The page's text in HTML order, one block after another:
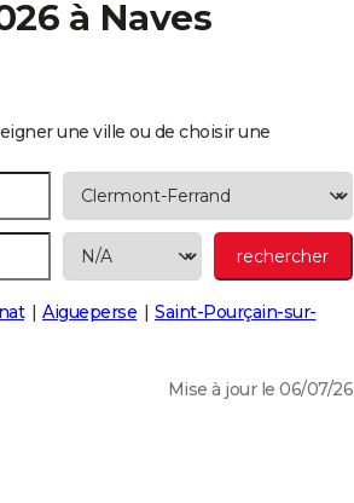
à Naves
une ville ou de choisir une
Aigueperse
Saint-Pourçain-sur-
Mise à jour le 06/07/26